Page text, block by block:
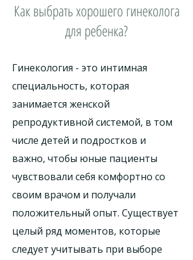
Как выбрать хорошего гинеколога
для ребенка?
Гинекология - это интимная
специальность, которая
занимается женской
репродуктивной системой, в том
числе детей и подростков и
важно, чтобы юные пациенты
чувствовали себя комфортно со
своим врачом и получали
положительный опыт. Существует
целый ряд моментов, которые
следует учитывать при выборе